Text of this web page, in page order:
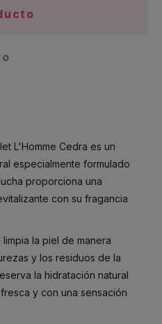
L'Homme Cedra es un
especialmente formulado
proporciona una
con su fragancia
la piel de manera
y los residuos de la
la hidratación natural
y con una sensación